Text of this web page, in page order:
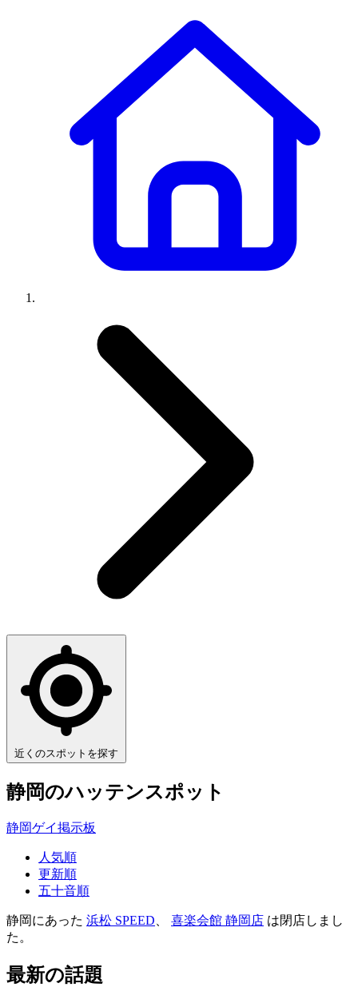
近くのスポットを探す
静岡のハッテンスポット
静岡ゲイ掲示板
人気順
更新順
五十音順
静岡にあった 浜松 SPEED、 喜楽会館 静岡店 は閉店しまし
た。
最新の話題